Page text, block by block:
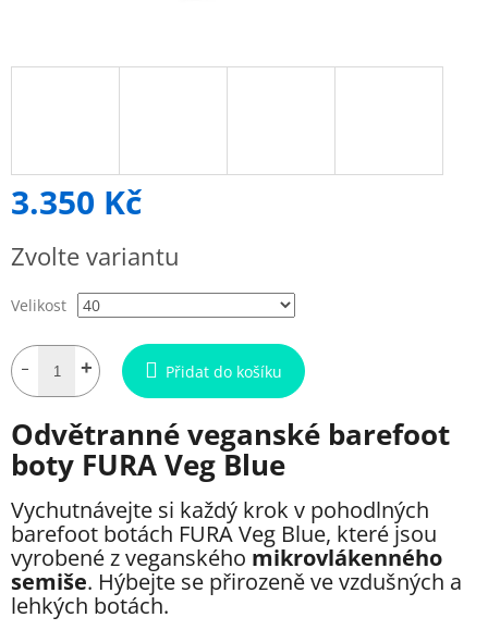
3.350 Kč
cena:
Zvolte variantu
Velikost
Přidat do košíku
Odvětranné veganské barefoot
boty FURA Veg Blue
Vychutnávejte si každý krok v pohodlných
barefoot botách FURA Veg Blue, které jsou
vyrobené z veganského mikrovlákenného
semiše. Hýbejte se přirozeně ve vzdušných a
lehkých botách.